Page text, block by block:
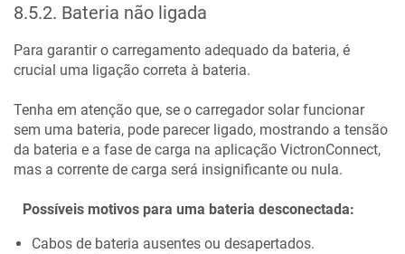
8.5.2. Bateria não ligada
Para garantir o carregamento adequado da bateria, é
crucial uma ligação correta à bateria.
Tenha em atenção que, se o carregador solar funcionar
sem uma bateria, pode parecer ligado, mostrando a tensão
da bateria e a fase de carga na aplicação VictronConnect,
mas a corrente de carga será insignificante ou nula.
Possíveis motivos para uma bateria desconectada:
Cabos de bateria ausentes ou desapertados.